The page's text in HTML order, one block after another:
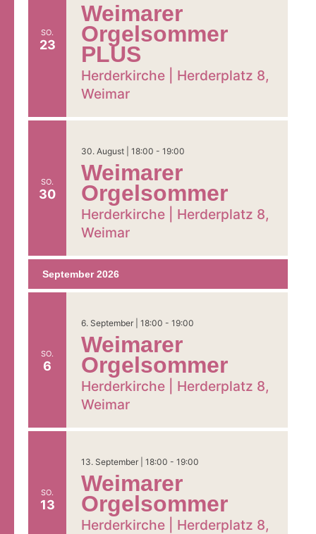
SO.
23
Weimarer
Orgelsommer
PLUS
Herderkirche | Herderplatz 8,
Weimar
SO.
30
30. August | 18:00 - 19:00
Weimarer
Orgelsommer
Herderkirche | Herderplatz 8,
Weimar
September 2026
SO.
6
6. September | 18:00 - 19:00
Weimarer
Orgelsommer
Herderkirche | Herderplatz 8,
Weimar
SO.
13
13. September | 18:00 - 19:00
Weimarer
Orgelsommer
Herderkirche | Herderplatz 8,